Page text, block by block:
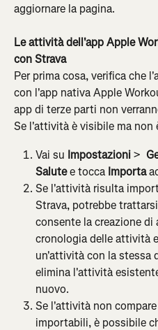
aggiornare la pagina.
Le attività dell'app Apple
con Strava
Per prima cosa, verifica che
con l'app nativa Apple
app di terze parti non
Se l'attività è visibile ma non
Vai su Impostazioni >
Salute e tocca Importa
Se l'attività risulta
Strava, potrebbe
consente la creazione
cronologia delle attività
un'attività con la stessa
elimina l'attività
nuovo.
Se l'attività non
importabili, è possibile